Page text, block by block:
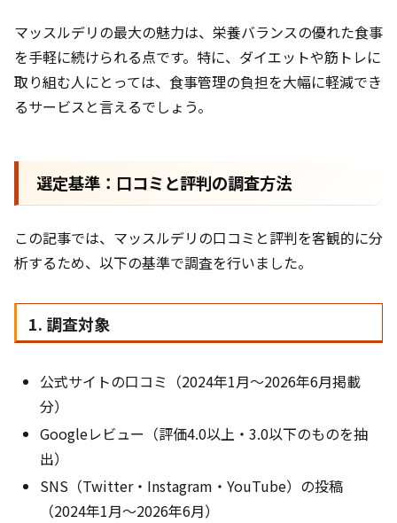
マッスルデリの最大の魅力は、栄養バランスの優れた食事
を手軽に続けられる点です。特に、ダイエットや筋トレに
取り組む人にとっては、食事管理の負担を大幅に軽減でき
るサービスと言えるでしょう。
選定基準：口コミと評判の調査方法
この記事では、マッスルデリの口コミと評判を客観的に分
析するため、以下の基準で調査を行いました。
1. 調査対象
公式サイトの口コミ（2024年1月〜2026年6月掲載
分）
Googleレビュー（評価4.0以上・3.0以下のものを抽
出）
SNS（Twitter・Instagram・YouTube）の投稿
（2024年1月〜2026年6月）